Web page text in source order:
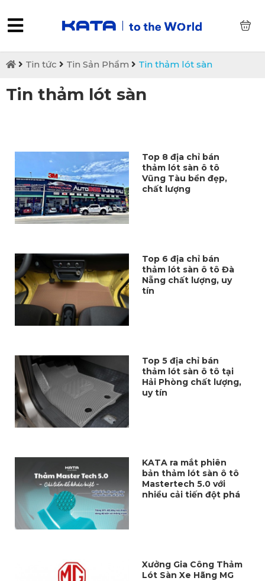
Tin tức Tin Sản Phẩm Tin thảm lót sàn
Tin thảm lót sàn
Top 8 địa chỉ bán
thảm lót sàn ô tô
Vũng Tàu bền đẹp,
chất lượng
Top 6 địa chỉ bán
thảm lót sàn ô tô Đà
Nẵng chất lượng, uy
tín
Top 5 địa chỉ bán
thảm lót sàn ô tô tại
Hải Phòng chất lượng,
uy tín
KATA ra mắt phiên
bản thảm lót sàn ô tô
Mastertech 5.0 với
nhiều cải tiến đột phá
Xưởng Gia Công Thảm
Lót Sàn Xe Hãng MG